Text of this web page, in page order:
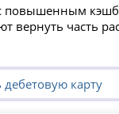
повышенным
вернуть часть
Условия
начисляться не
на
начисления перед
карту